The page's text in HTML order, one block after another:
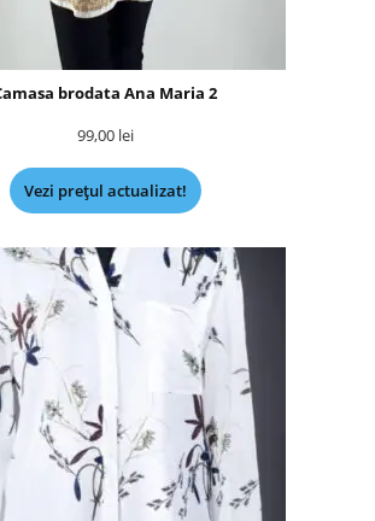
brodata Ana Maria 2
99,00 lei
Vezi prețul actualizat!